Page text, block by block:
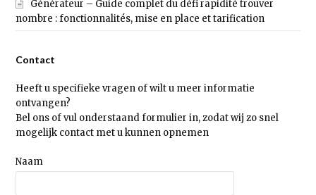
Générateur – Guide complet du défi rapidité trouver
nombre : fonctionnalités, mise en place et tarification
Contact
Heeft u specifieke vragen of wilt u meer informatie
ontvangen?
Bel ons of vul onderstaand formulier in, zodat wij zo snel
mogelijk contact met u kunnen opnemen
Naam